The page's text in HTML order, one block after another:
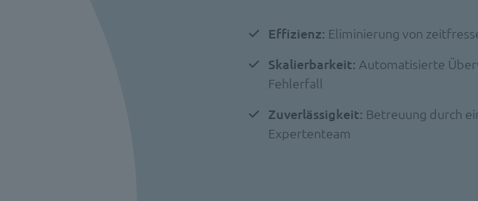
Effizienz: Eliminierung von
Skalierbarkeit: Automatisierte
Fehlerfall
Zuverlässigkeit: Betreuung durch
Expertenteam